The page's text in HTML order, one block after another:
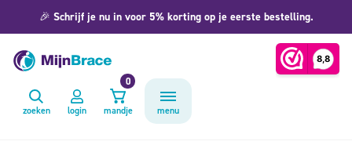
🎉 Schrijf je nu in voor 5% korting op je eerste bestelling.
zoeken login mandje
0
menu